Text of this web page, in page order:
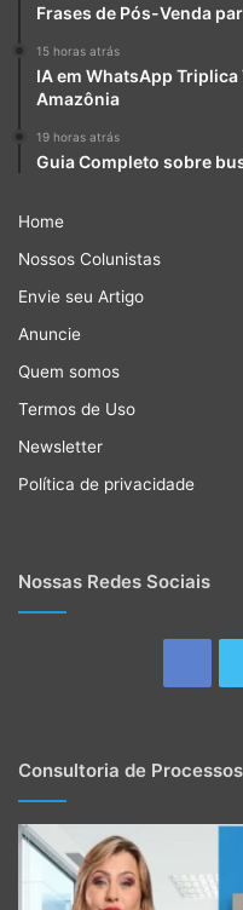
Frases de Pós-Venda
15 horas atrás
IA em WhatsApp Triplica
Amazônia
19 horas atrás
Guia Completo sobre
Home
Nossos Colunistas
Envie seu Artigo
Anuncie
Quem somos
Termos de Uso
Newsletter
Política de privacidade
Nossas Redes Sociais
Consultoria de